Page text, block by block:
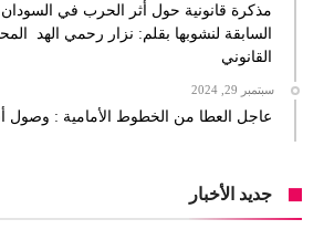
مذكرة قانونية حول أثر الحرب في السودان
السابقة لنشوبها بقلم: نزار رحمي الهد
القانوني
سبتمبر 29, 2024
عاجل العطا من الخطوط الأمامية : وصول
جديد الأخبار